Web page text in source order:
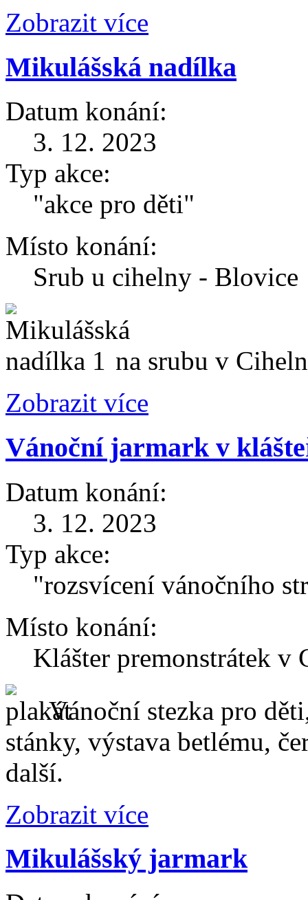
Zobrazit více
Mikulášská nadílka
Datum konání:
3. 12. 2023
Typ akce:
"akce pro děti"
Místo konání:
Srub u cihelny - Blovice
na srubu v
Zobrazit více
Vánoční jarmark v
Datum konání:
3. 12. 2023
Typ akce:
"rozsvícení vánočního
Místo konání:
Klášter premonstrátek v
Vánoční stezka pro
stánky, výstava betlému,
další.
Zobrazit více
Mikulášský jarmark